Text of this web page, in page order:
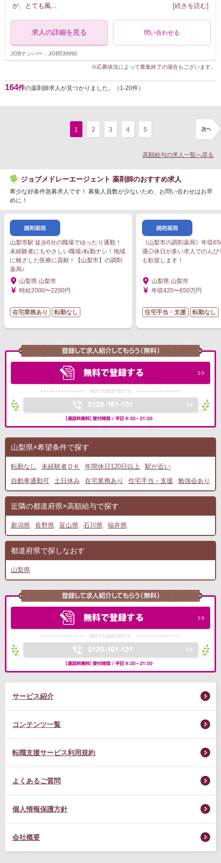
が、とても風
[続きを読む]
求人の詳細を見る 問い合わせる
JOBナンバー：JOB539990
※応募状況によって募集終了の場合もございます。
164件の薬剤師求人が見つかりました。（1-20件）
1 2 3 4 5
高額給与の求人一覧へ戻る
ジョブメドレーエージェント 薬剤師のおすすめ求人
希少な好条件急募求人です！ 募集人員数が少ないため、お問い合わせはお早
めに！
山梨市駅 徒歩6分の職場でゆったり通勤！
未経験者にもやさしい職場♪転勤ナシ！地域
に根ざした医療に貢献！【山梨市】の調剤
薬局♪
山梨県 山梨市
時給2000〜2200円
在宅業務あり 転勤なし
《山梨市の調剤薬局》年収
遇◎休日が多い求人でのんび
も歓迎します！
山梨県 山梨市
年収420〜650万円
住宅手当・支援 転勤なし
山梨県×希望条件で探す
転勤なし 未経験者ＯＫ 年間休日120日以上
駅が近い
自動車通勤可
土日休み 在宅業務あり 住宅手当・支援 勉強会あり
近隣の都道府県×高額給与で探す
新潟県 長野県 富山県 石川県 福井県
都道府県で探しなおす
山梨県
サービス紹介
コンテンツ一覧
転職支援サービス利用規約
よくあるご質問
個人情報保護方針
会社概要